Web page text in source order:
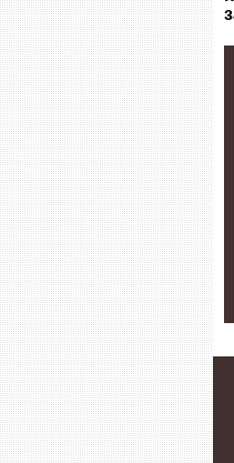
і Бета
на
На Волині провели в
останню дорогу Героя
Олександра Лавренчука